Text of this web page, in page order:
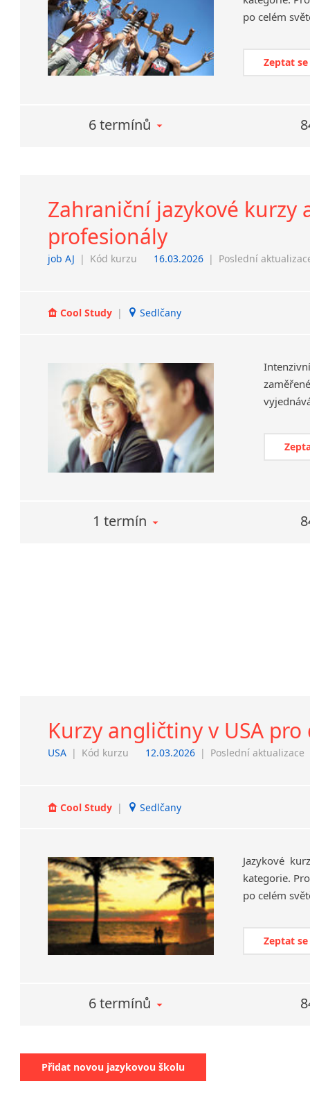
po celém
Zeptat
6 termínů
Zahraniční jazykové
profesionály
job AJ | Kód kurzu 16.03.2026 | Poslední
Cool Study | Sedlčany
1 termín
Kurzy angličtiny v USA
USA | Kód kurzu 12.03.2026 | Poslední aktualizace
Cool Study | Sedlčany
Jazykové
kategorie.
po celém
Zeptat
6 termínů
Přidat novou jazykovou školu